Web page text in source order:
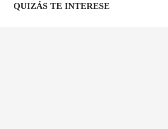
QUIZÁS TE INTERESE